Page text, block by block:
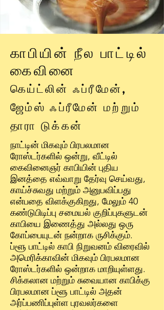
காபியின் நீல பாட்டில்
கைவினை
கெய்ட்லின் ஃப்ரீமேன்,
ஜேம்ஸ் ஃப்ரீமேன் மற்றும்
தாரா டுக்கன்
நாட்டின் மிகவும் பிரபலமான
ரோஸ்டர்களில் ஒன்று, வீட்டில்
கைவினைஞர் காபியின் புதிய
இனத்தை எவ்வாறு தேர்வு செய்வது,
காய்ச்சுவது மற்றும் அனுபவிப்பது
என்பதை விளக்குகிறது, மேலும் 40
கண்டுபிடிப்பு சமையல் குறிப்புகளுடன்
காபியை இணைத்து அல்லது ஒரு
கோப்பையுடன் நன்றாக ருசிக்கும்.
ப்ளூ பாட்டில் காபி நிறுவனம் விரைவில்
அமெரிக்காவின் மிகவும் பிரபலமான
ரோஸ்டர்களில் ஒன்றாக மாறியுள்ளது.
சிக்கலான மற்றும் சுவையான காபிக்கு
பிரபலமான ப்ளூ பாட்டில் அதன்
அர்ப்பணிப்புள்ள புரவலர்களை